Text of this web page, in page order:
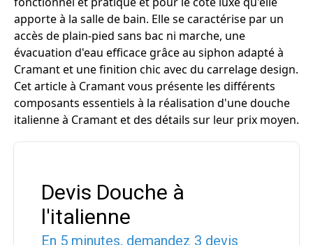
apporte à la salle de bain. Elle se caractérise par un
accès de plain-pied sans bac ni marche, une
évacuation d'eau efficace grâce au siphon adapté à
Cramant et une finition chic avec du carrelage design.
Cet article à Cramant vous présente les différents
composants essentiels à la réalisation d'une douche
italienne à Cramant et des détails sur leur prix moyen.
Devis Douche à
l'italienne
En 5 minutes, demandez 3 devis